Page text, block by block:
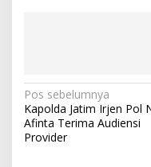
N
a
v
Pos sebelumnya
Kapolda Jatim Irjen Pol
Afinta Terima Audiensi
Provider